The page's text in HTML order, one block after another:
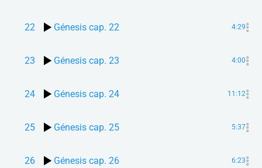
22 Génesis cap. 22 4:29
23 Génesis cap. 23 4:00
24 Génesis cap. 24 11:12
25 Génesis cap. 25 5:37
26 Génesis cap. 26 6:23